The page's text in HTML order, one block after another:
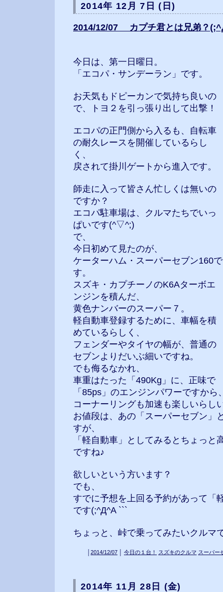
2014年 12月 7日 (日)
2014/12/07 カプチ君とは兄弟？
今日は、第一日曜日。
「エコパ・サンデーラン」です。
お天気もドピーカンで気持ち良いの
で、トヨ２を引っ張り出して出撃！
エコパの正門側から入るも、自転車
の耐久レースを開催しているらし
く、
戻されて掛川ゲートから進入です。
師走に入って皆さん忙しくは無いの
ですか？
エコパ駐車場は、クルマたちでいっ
ぱいです(^▽^;)
で、
今日初めて見たのが、
ケーターハム・スーパーセブン160で
す。
スズキ・カプチーノのK6Aターボエ
ンジンを積んだ、
黄色ナンバーのスーパー７。
軽自動車登録するために、車幅を積
めているらしく、
フェンダーやタイヤの幅が、普通の
セブンよりだいぶ細いですね。
でも侮るなかれ、
車重はたった「490Kg」に、正味で
「85ps」のエンジンパワーですから
コーナーリングも加速も楽しいらし
お値段は、あの「スーパーセブン」
すが、
「軽自動車」としてみるとちょっ
ですね♪
欲しいという方います？
でも、
すでに予想を上回る予約があって「
です(;^Д^A ```
ちょっと、峠で乗ってみたいクルマ
2014/12/07 今日の１台！ スズキのクルマ スーパー
2014年 11月 28日 (金)